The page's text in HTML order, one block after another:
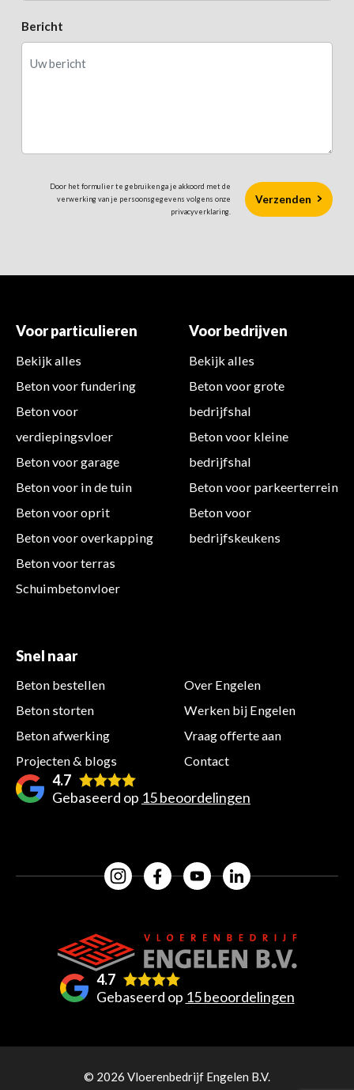
Bericht
Door het formulier te gebruiken ga je akkoord met de
verwerking van je persoonsgegevens volgens onze
privacyverklaring.
Voor particulieren
Bekijk alles
Beton voor fundering
Beton voor
verdiepingsvloer
Beton voor garage
Beton voor in de tuin
Beton voor oprit
Beton voor overkapping
Beton voor terras
Schuimbetonvloer
Voor bedrijven
Bekijk alles
Beton voor grote
bedrijfshal
Beton voor kleine
bedrijfshal
Beton voor parkeerterrein
Beton voor
bedrijfskeukens
Snel naar
Beton bestellen
Beton storten
Beton afwerking
Projecten & blogs
Over Engelen
Werken bij Engelen
Vraag offerte aan
Contact
4.7
Gebaseerd op 15 beoordelingen
4.7
Gebaseerd op 15 beoordelingen
© 2026 Vloerenbedrijf Engelen B.V.